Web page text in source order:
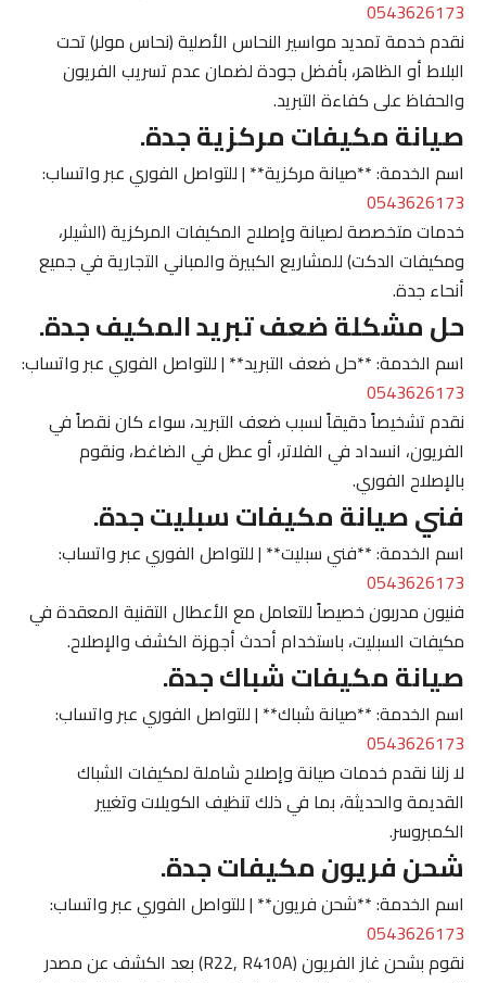
0543626173
نقدم خدمة تمديد مواسير النحاس الأصلية (نحاس مولر) تحت
البلاط أو الظاهر، بأفضل جودة لضمان عدم تسريب الفريون
والحفاظ على كفاءة التبريد.
صيانة مكيفات مركزية جدة.
اسم الخدمة: **صيانة مركزية** | للتواصل الفوري عبر واتساب:
0543626173
خدمات متخصصة لصيانة وإصلاح المكيفات المركزية (الشيلر،
ومكيفات الدكت) للمشاريع الكبيرة والمباني التجارية في جميع
أنحاء جدة.
حل مشكلة ضعف تبريد المكيف جدة.
اسم الخدمة: **حل ضعف التبريد** | للتواصل الفوري عبر واتساب:
0543626173
نقدم تشخيصاً دقيقاً لسبب ضعف التبريد، سواء كان نقصاً في
الفريون، انسداد في الفلاتر، أو عطل في الضاغط، ونقوم
بالإصلاح الفوري.
فني صيانة مكيفات سبليت جدة.
اسم الخدمة: **فني سبليت** | للتواصل الفوري عبر واتساب:
0543626173
فنيون مدربون خصيصاً للتعامل مع الأعطال التقنية المعقدة في
مكيفات السبليت، باستخدام أحدث أجهزة الكشف والإصلاح.
صيانة مكيفات شباك جدة.
اسم الخدمة: **صيانة شباك** | للتواصل الفوري عبر واتساب:
0543626173
لا زلنا نقدم خدمات صيانة وإصلاح شاملة لمكيفات الشباك
القديمة والحديثة، بما في ذلك تنظيف الكويلات وتغيير
الكمبروسر.
شحن فريون مكيفات جدة.
اسم الخدمة: **شحن فريون** | للتواصل الفوري عبر واتساب:
0543626173
نقوم بشحن غاز الفريون (R22, R410A) بعد الكشف عن مصدر